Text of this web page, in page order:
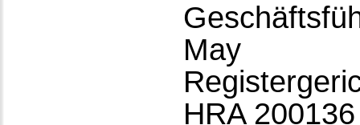
May
HRA 200136